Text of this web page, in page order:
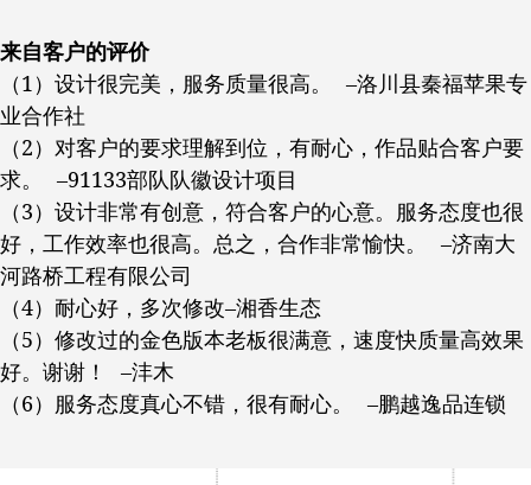
来自客户的评价
（1）设计很完美，服务质量很高。 –洛川县秦福苹果专
业合作社
（2）对客户的要求理解到位，有耐心，作品贴合客户要
求。 –91133部队队徽设计项目
（3）设计非常有创意，符合客户的心意。服务态度也很
好，工作效率也很高。总之，合作非常愉快。 –济南大
河路桥工程有限公司
（4）耐心好，多次修改–湘香生态
（5）修改过的金色版本老板很满意，速度快质量高效果
好。谢谢！ –沣木
（6）服务态度真心不错，很有耐心。 –鹏越逸品连锁